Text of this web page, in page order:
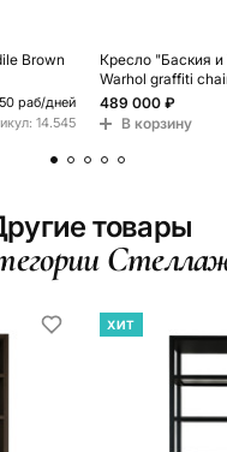
Brown
50 раб/дней
14.545
Кресло "Баския
Warhol graffiti
кожа
489 000 ₽
В корзину
товары
ХИТ